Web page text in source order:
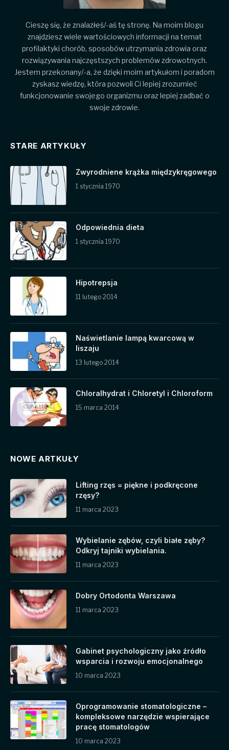
Cieszę się, że znalazłeś/-aś tę stronę. Na moim blogu
znajdziesz wiele wartościowych informacji na temat
profilaktyki chorób, sposobów utrzymania zdrowia oraz
rozwiązywania najczęstszych problemów zdrowotnych.
Jestem przekonany/-a, że dzięki moim artykułom i poradom
zyskasz wiedzę, która pozwoli Ci lepiej zrozumieć
funkcjonowanie swojego organizmu oraz lepiej zadbać o
swoje zdrowie.
STARE ARTYKUŁY
Zwyrodniene krążka międzykręgowego
1 stycznia 1970
Odpowiednia dieta
1 stycznia 1970
Hipotrepsja
11 lutego 2014
Naświetlanie lampą kwarcową w
liszaju
13 lutego 2014
Chloralhydrat i Chloretyl i Chloroform
15 marca 2014
NOWE ARTKUŁY
Lifting rzęs = piękne i podkręcone
rzęsy?
11 marca 2023
Wybielanie zębów, czyli białe zęby?
Odkryj tajniki wybielania.
11 marca 2023
Dobry Ortodonta Warszawa
11 marca 2023
Gabinet psychologiczny jako źródło
wsparcia i rozwoju emocjonalnego
10 marca 2023
Oprogramowanie stomatologiczne –
kompleksowe narzędzie wspierające
pracę stomatologów
10 marca 2023